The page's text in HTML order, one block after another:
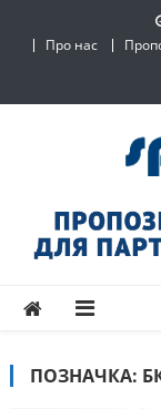
Про нас
ПОЗНАЧКА: